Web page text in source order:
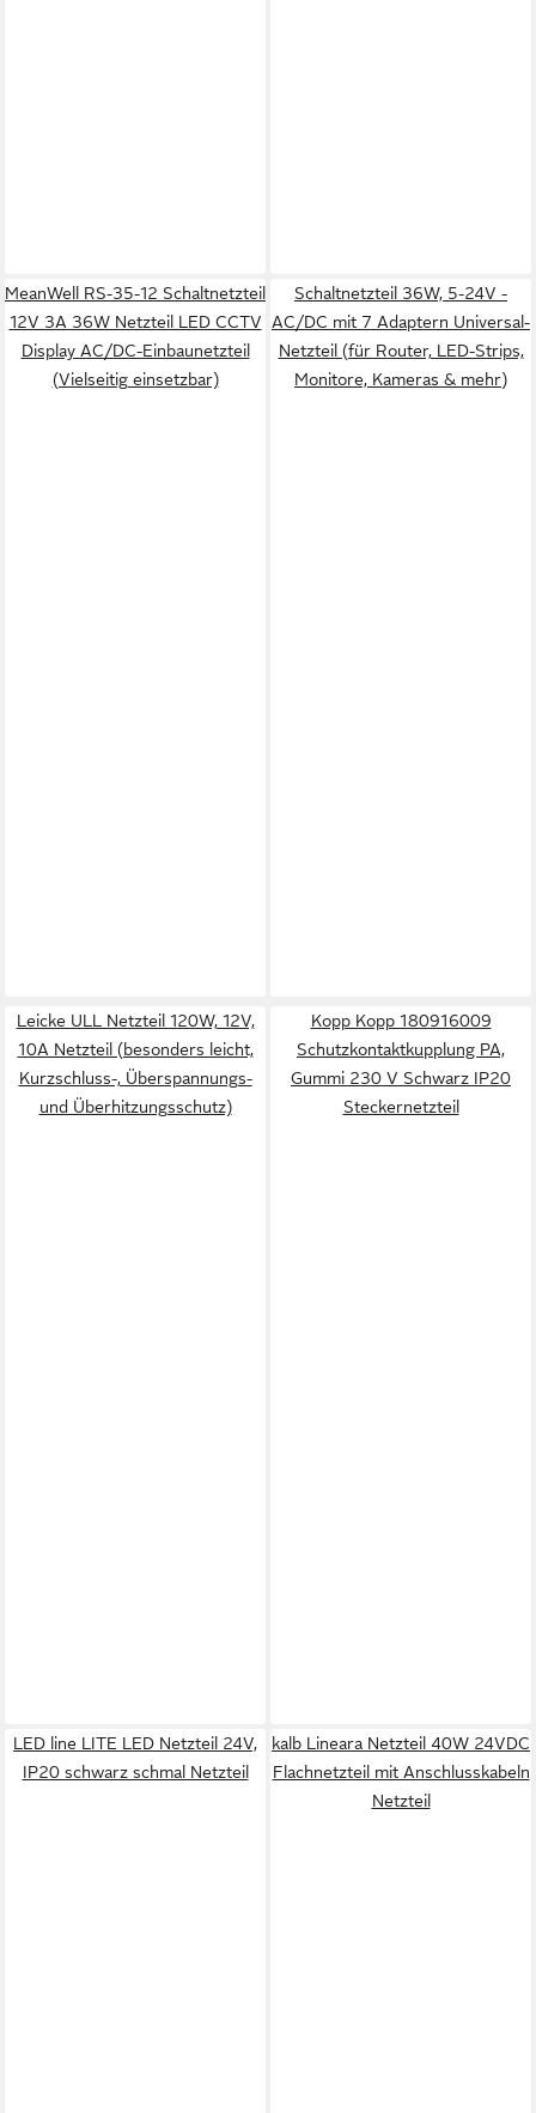
MeanWell RS-35-12 Schaltnetzteil
12V 3A 36W Netzteil LED CCTV
Display AC/DC-Einbaunetzteil
(Vielseitig einsetzbar)
Schaltnetzteil 36W, 5-24V -
AC/DC mit 7 Adaptern Universal-
Netzteil (für Router, LED-Strips,
Monitore, Kameras & mehr)
Leicke ULL Netzteil 120W, 12V,
10A Netzteil (besonders leicht,
Kurzschluss-, Überspannungs-
und Überhitzungsschutz)
Kopp Kopp 180916009
Schutzkontaktkupplung PA,
Gummi 230 V Schwarz IP20
Steckernetzteil
LED line LITE LED Netzteil 24V,
IP20 schwarz schmal Netzteil
kalb Lineara Netzteil 40W 24VDC
Flachnetzteil mit Anschlusskabeln
Netzteil